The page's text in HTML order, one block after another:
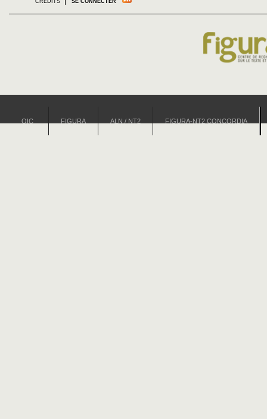
CRÉDITS SE CONNECTER
OIC FIGURA ALN / NT2 FIGURA-NT2 CONCORDIA